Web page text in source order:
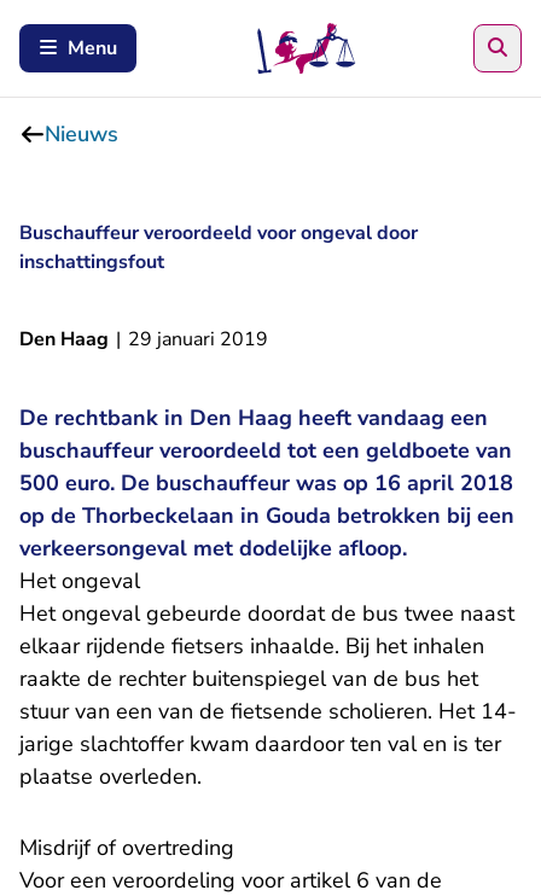
Menu
Nieuws
Buschauffeur veroordeeld voor ongeval door
inschattingsfout
Den Haag | 29 januari 2019
De rechtbank in Den Haag heeft vandaag een
buschauffeur veroordeeld tot een geldboete van
500 euro. De buschauffeur was op 16 april 2018
op de Thorbeckelaan in Gouda betrokken bij een
verkeersongeval met dodelijke afloop.
Het ongeval
Het ongeval gebeurde doordat de bus twee naast
elkaar rijdende fietsers inhaalde. Bij het inhalen
raakte de rechter buitenspiegel van de bus het
stuur van een van de fietsende scholieren. Het 14-
jarige slachtoffer kwam daardoor ten val en is ter
plaatse overleden.
Misdrijf of overtreding
Voor een veroordeling voor artikel 6 van de